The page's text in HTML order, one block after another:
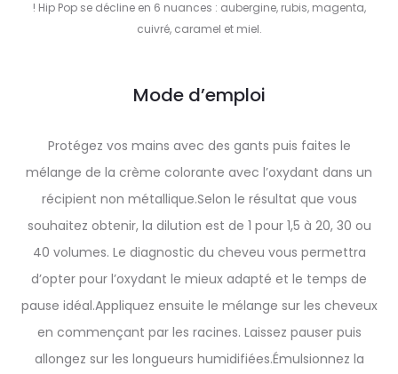
! Hip Pop se décline en 6 nuances : aubergine, rubis, magenta,
cuivré, caramel et miel.
Mode d’emploi
Protégez vos mains avec des gants puis faites le
mélange de la crème colorante avec l’oxydant dans un
récipient non métallique.Selon le résultat que vous
souhaitez obtenir, la dilution est de 1 pour 1,5 à 20, 30 ou
40 volumes. Le diagnostic du cheveu vous permettra
d’opter pour l’oxydant le mieux adapté et le temps de
pause idéal.Appliquez ensuite le mélange sur les cheveux
en commençant par les racines. Laissez pauser puis
allongez sur les longueurs humidifiées.Émulsionnez la